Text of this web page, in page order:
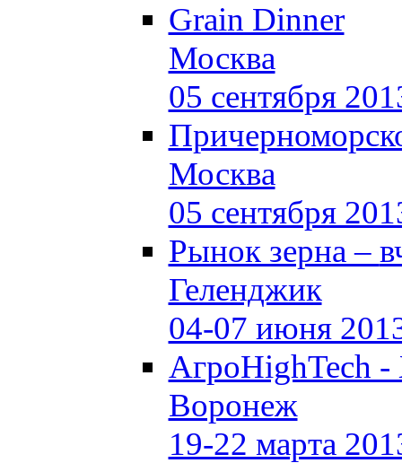
Grain Dinner
Москва
05 сентября
Москва
05 сентября
Рынок зерна –
Геленджик
04-07 июня
АгроHighTech
Воронеж
19-22 марта